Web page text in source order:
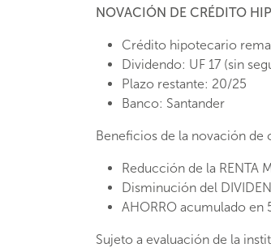
financiera y verificación de
Ventas. Cálculos
21/03/2025. La novación
hipotecario no es
compra de la propiedad.
NOVACIÓN DE CRÉDITO
Crédito hipotecario
Dividendo: UF 17 (sin
Plazo restante: 20/25
Banco: Santander
Beneficios de la novación de
Reducción de la RENTA
Disminución del
AHORRO acumulado en
Sujeto a evaluación de la